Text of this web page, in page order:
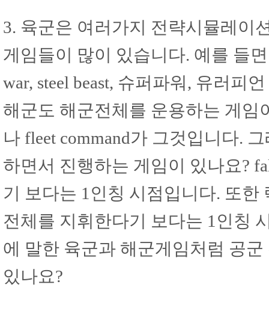
3. 육군은 여러가지 전략시뮬레이
게임들이 많이 있습니다. 예를 들
war, steel beast, 슈퍼파워, 유러피
해군도 해군전체를 운용하는 게임
나 fleet command가 그것입니다.
하면서 진행하는 게임이 있나요?
기 보다는 1인칭 시점입니다. 또
전체를 지휘한다기 보다는 1인칭
에 말한 육군과 해군게임처럼 공
있나요?